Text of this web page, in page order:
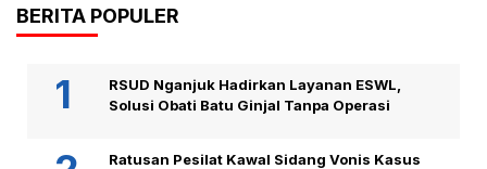
BERITA POPULER
RSUD Nganjuk Hadirkan Layanan ESWL,
Solusi Obati Batu Ginjal Tanpa Operasi
Ratusan Pesilat Kawal Sidang Vonis Kasus